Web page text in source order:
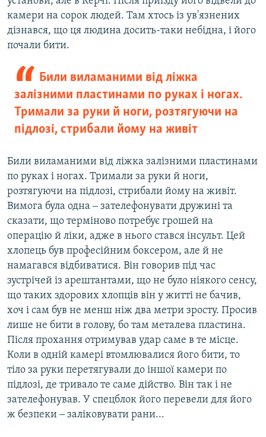
камери на сорок людей. Там хтось із ув'язнених
дізнався, що ця людина досить-таки небідна, і його
почали бити.
Били виламаними від ліжка
залізними пластинами по руках і ногах.
Тримали за руки й ноги, розтягуючи на
підлозі, стрибали йому на живіт
Били виламаними від ліжка залізними пластинами
по руках і ногах. Тримали за руки й ноги,
розтягуючи на підлозі, стрибали йому на живіт.
Вимога була одна ‒ зателефонувати дружині та
сказати, що терміново потребує грошей на
операцію й ліки, адже в нього стався інсульт. Цей
хлопець був професійним боксером, але й не
намагався відбиватися. Він говорив під час
зустрічей із арештантами, що не було ніякого сенсу,
що таких здорових хлопців він у житті не бачив,
хоч і сам був не менш ніж два метри зросту. Просив
лише не бити в голову, бо там металева пластина.
Після прохання отримував удар саме в те місце.
Коли в одній камері втомлювалися його бити, то
тіло за руки перетягували до іншої камери по
підлозі, де тривало те саме дійство. Він так і не
зателефонував. У спецблок його перевели для його
ж безпеки ‒ заліковувати рани...